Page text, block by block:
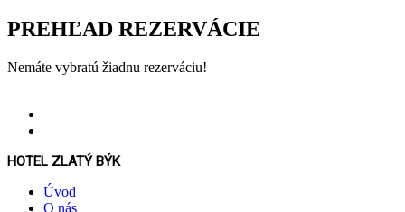
PREHĽAD REZERVÁCIE
Nemáte vybratú žiadnu rezerváciu!
HOTEL ZLATÝ BÝK
Úvod
O nás